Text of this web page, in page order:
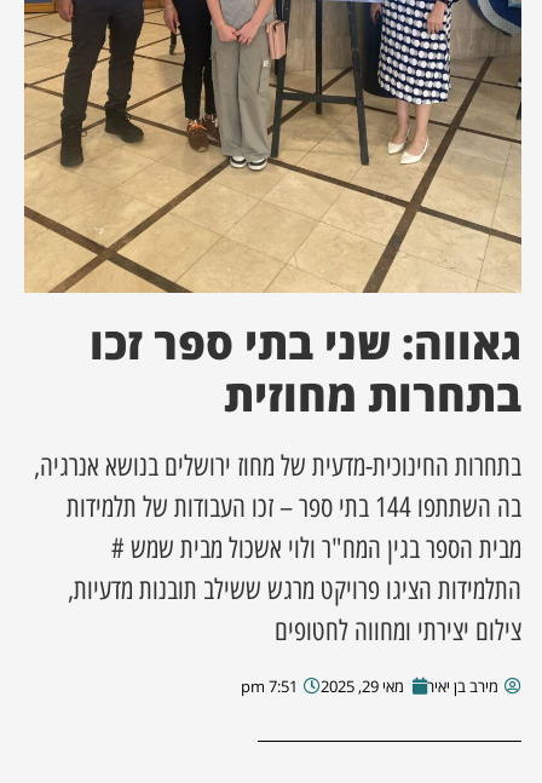
מסע מלחמה
השבוע
מקומית
גאווה: שני בתי ספר זכו
בתחרות מחוזית
בתחרות החינוכית-מדעית של מחוז ירושלים בנושא אנרגיה,
בה השתתפו 144 בתי ספר – זכו העבודות של תלמידות
מבית הספר בגין המח"ר ולוי אשכול מבית שמש #
התלמידות הציגו פרויקט מרגש ששילב תובנות מדעיות,
צילום יצירתי ומחווה לחטופים
מירב בן יאיר מאי 29, 2025 7:51 pm